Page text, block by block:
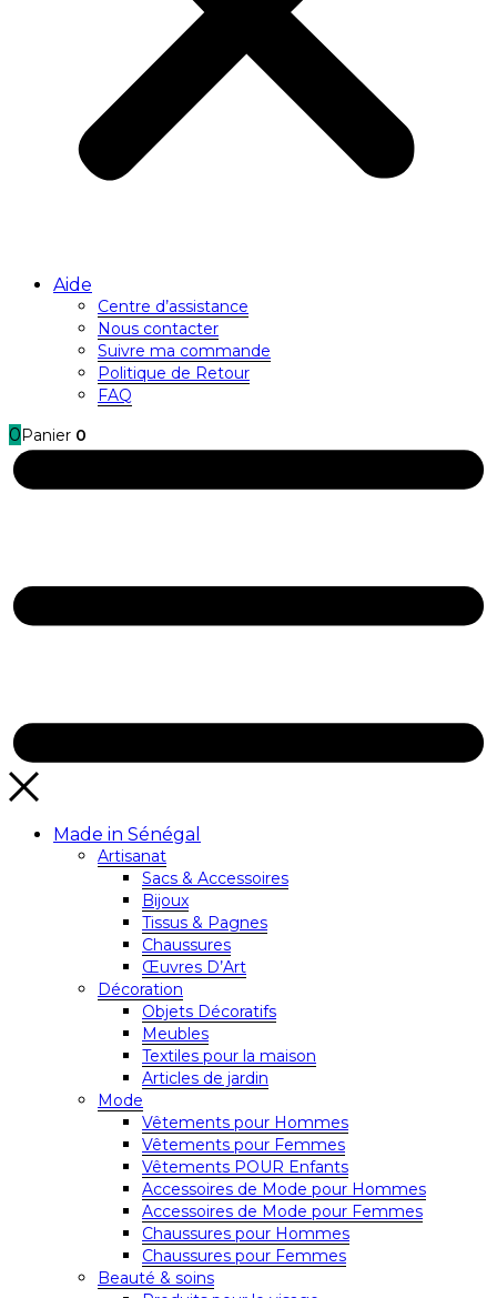
Aide
Centre d’assistance
Nous contacter
Suivre ma commande
Politique de Retour
FAQ
0 Panier 0
Made in Sénégal
Artisanat
Sacs & Accessoires
Bijoux
Tissus & Pagnes
Chaussures
Œuvres D’Art
Décoration
Objets Décoratifs
Meubles
Textiles pour la maison
Articles de jardin
Mode
Vêtements pour Hommes
Vêtements pour Femmes
Vêtements POUR Enfants
Accessoires de Mode pour Hommes
Accessoires de Mode pour Femmes
Chaussures pour Hommes
Chaussures pour Femmes
Beauté & soins